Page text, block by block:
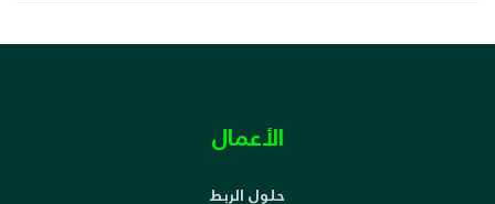
الأعمال
حلول الربط